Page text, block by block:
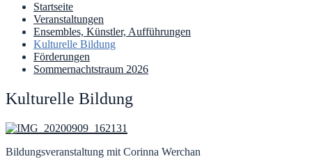
Startseite
Veranstaltungen
Ensembles, Künstler, Aufführungen
Kulturelle Bildung
Förderungen
Sommernachtstraum 2026
Kulturelle Bildung
Bildungsveranstaltung mit Corinna Werchan